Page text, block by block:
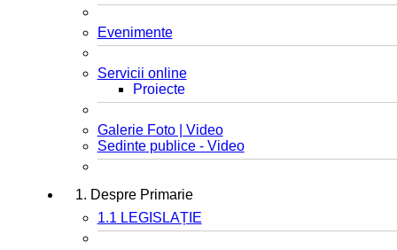
Evenimente
Servicii online
Proiecte
Galerie Foto | Video
Sedinte publice - Video
1. Despre Primarie
1.1 LEGISLAȚIE